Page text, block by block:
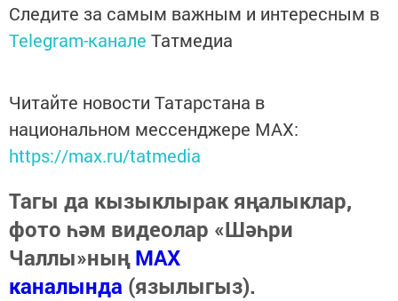
Следите за самым важным и интересным в
Telegram-канале Татмедиа
Читайте новости Татарстана в
национальном мессенджере MАХ:
https://max.ru/tatmedia
Тагы да кызыклырак яңалыклар,
фото һәм видеолар «Шәһри
Чаллы»ныңMAX
каналында (язылыгыз).